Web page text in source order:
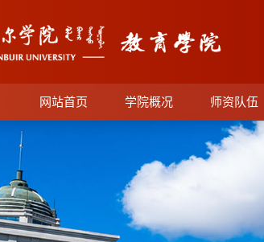
网站首页 学院概况 师资队伍